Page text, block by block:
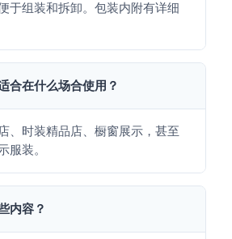
于组装和拆卸。包装内附有详细
合在什么场合使用？
、时装精品店、橱窗展示，甚至
服装。
内容？